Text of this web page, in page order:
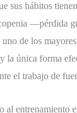
sus hábitos tienen
—pérdida
de los
la única forma
el trabajo de
al entrenamiento